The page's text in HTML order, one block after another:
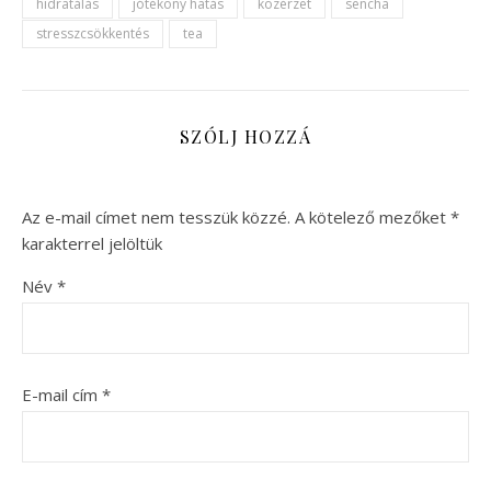
hidratálás jótékony hatás közérzet
sencha
stresszcsökkentés
tea
SZÓLJ HOZZÁ
Az e-mail címet nem tesszük közzé. A kötelező mezőket *
karakterrel jelöltük
Név *
E-mail cím *